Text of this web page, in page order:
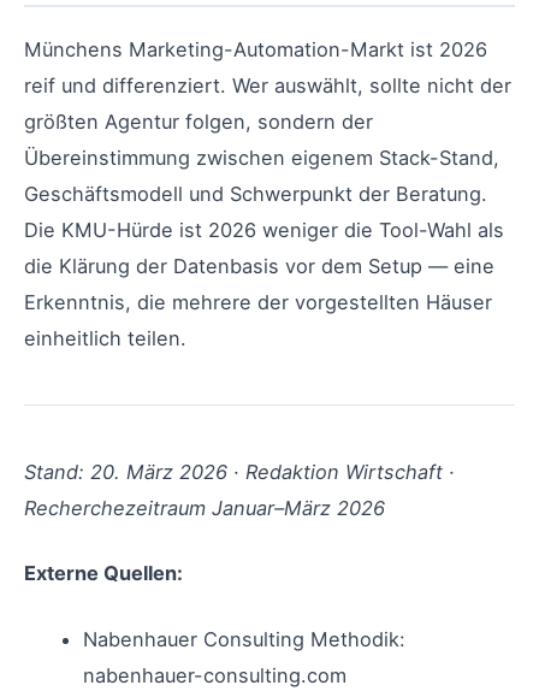
Münchens Marketing-Automation-Markt ist 2026
reif und differenziert. Wer auswählt, sollte nicht der
größten Agentur folgen, sondern der
Übereinstimmung zwischen eigenem Stack-Stand,
Geschäftsmodell und Schwerpunkt der Beratung.
Die KMU-Hürde ist 2026 weniger die Tool-Wahl als
die Klärung der Datenbasis vor dem Setup — eine
Erkenntnis, die mehrere der vorgestellten Häuser
einheitlich teilen.
Stand: 20. März 2026 · Redaktion Wirtschaft ·
Recherchezeitraum Januar–März 2026
Externe Quellen:
Nabenhauer Consulting Methodik:
nabenhauer-consulting.com